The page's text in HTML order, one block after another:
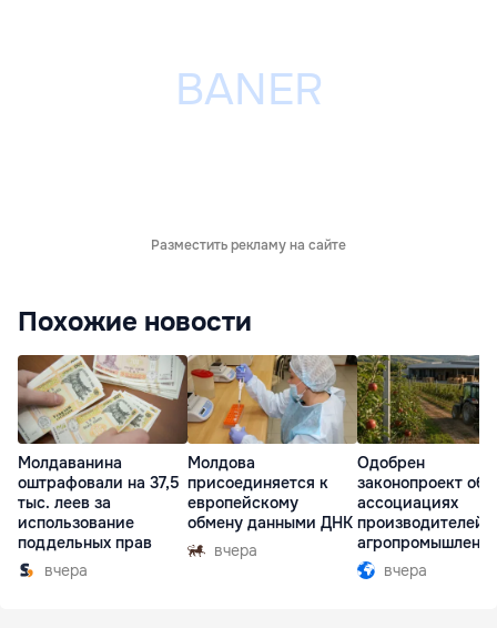
Разместить рекламу на сайте
Похожие новости
Молдаванина
оштрафовали на 37,5
тыс. леев за
использование
поддельных прав
вчера
Молдова
присоединяется к
европейскому
обмену данными ДНК
вчера
Одобрен
законопроект об
ассоциациях
производителей в
комплексе
вчера